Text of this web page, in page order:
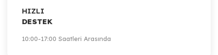
HIZLI
DESTEK
10:00-17:00 Saatleri Arasında